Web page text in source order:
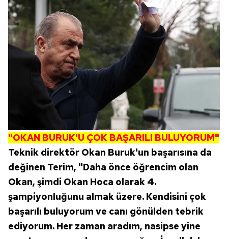
"OKAN BURUK'U ÇOK BAŞARILI BULUYORUM"
Teknik direktör Okan Buruk'un başarısına da
değinen Terim, "Daha önce öğrencim olan
Okan, şimdi Okan Hoca olarak 4.
şampiyonluğunu almak üzere. Kendisini çok
başarılı buluyorum ve canı gönülden tebrik
ediyorum. Her zaman aradım, nasipse yine